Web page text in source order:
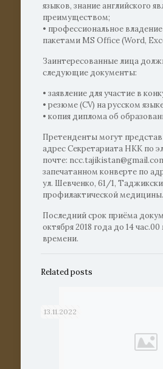
языков, знание английского
преимуществом;
• профессиональное
пакетами MS Office (Word,
Заинтересованные лица
следующие документы:
• заявление для участие в
• резюме (CV) на русском
• копия диплома об
Претенденты могут
адрес Секретариата НКК по
почте:
запечатанном конверте по
ул. Шевченко, 61/1,
профилактической медицины.
Последний срок приёма
октября 2018 года до 14
времени.
Related posts
13.11.2022